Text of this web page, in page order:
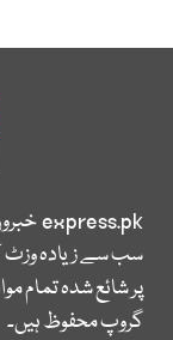
express.pk
سب سے زیادہ
پر شائع شدہ تمام
گروپ محفوظ ہیں۔